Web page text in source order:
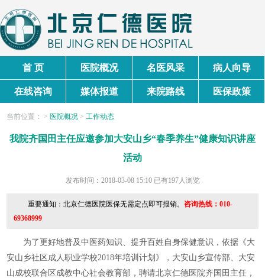
首 页 医院概况 名医风采 病人向导
在线咨询 媒体报道 来院路线 医保政策
当前位置 ： > 医院概况 >工作动态
我院齐国田主任应邀参加大安山乡“春季养生”健康知识讲座
活动
发布时间：2018-03-08 15:10 已有197人浏览
重要通知：北京仁德医院医保无需定点即可报销。 咨询热线：010-
69368999
为了更好地普及中医药知识、提升百姓自身保健意识，依据《大
安山乡社区成人职业学校2018年培训计划》，大安山乡宣传部、大安
山成校联合区成教中心社会教育部，聘请北京仁德医院齐国田主任，